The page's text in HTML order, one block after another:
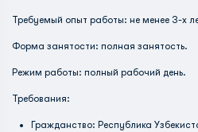
Требуемый опыт работы: не менее 3-х
Форма занятости: полная занятость.
Режим работы: полный рабочий день.
Требования:
Гражданство: Республика